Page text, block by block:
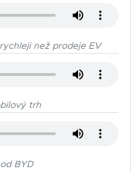
než prodeje EV
trh
BYD